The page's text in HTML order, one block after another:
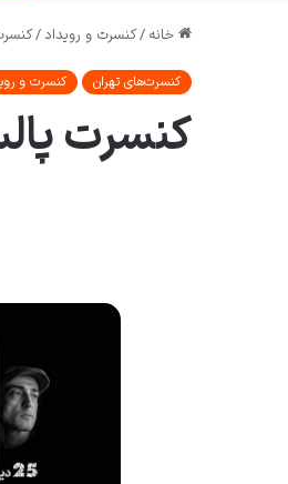
خانه /کنسرت و رویداد/
کنسرت‌های تهران کنسرت و
کنسرت